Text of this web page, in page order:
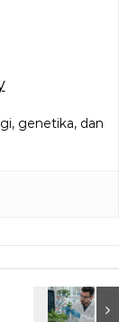
genetika, dan